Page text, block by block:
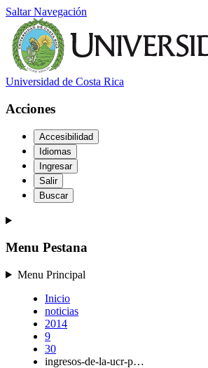
Saltar Navegación
Universidad de Costa Rica
Acciones
Accesibilidad
Idiomas
Ingresar
Salir
Buscar
Menu Pestana
Menu Principal
Inicio
noticias
2014
9
30
ingresos-de-la-ucr-p…